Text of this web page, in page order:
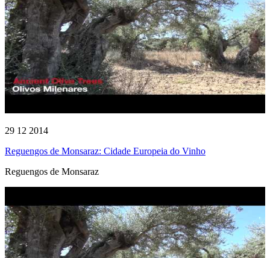
29 12 2014
Reguengos de Monsaraz: Cidade Europeia do Vinho
Reguengos de Monsaraz